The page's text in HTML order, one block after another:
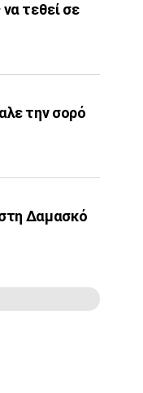
τεθεί σε
την σορό
Δαμασκό